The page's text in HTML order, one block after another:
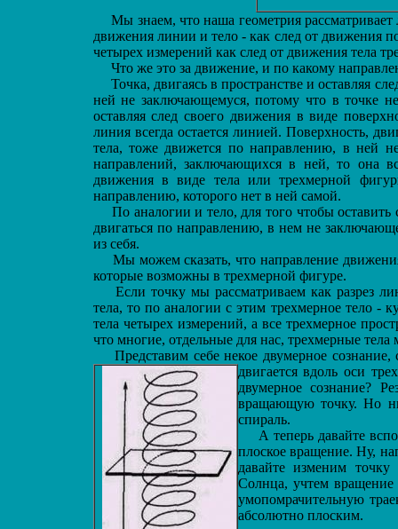
Мы знаем, что наша геометрия
движения линии и тело - как след от движения
четырех измерений как след от движения тела
Что же это за движение, и по какому
Точка, двигаясь в пространстве и оставляя
ней не заключающемуся, потому что в точке
оставляя след своего движения в виде
линия всегда остается линией. Поверхность,
тела, тоже движется по направлению, в ней
направлений, заключающихся в ней, то она
движения в виде тела или трехмерной
направлению, которого нет в ней самой.
По аналогии и тело, для того чтобы
двигаться по направлению, в нем не
из себя.
Мы можем сказать, что направление
которые возможны в трехмерной фигуре.
Если точку мы рассматриваем как разрез
тела, то по аналогии с этим трехмерное тело -
тела четырех измерений, а все трехмерное
что многие, отдельные для нас, трехмерные тела
Представим себе некое двумерное
двигается вдоль оси
двумерное сознание?
вращающую точку. Но
спираль.
А теперь давайте
плоское вращение. Ну,
давайте изменим
Солнца, учтем вращение
умопомрачительную
абсолютно плоским.